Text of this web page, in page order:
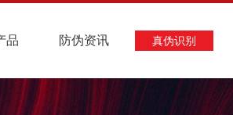
品 防伪资讯 真伪识别